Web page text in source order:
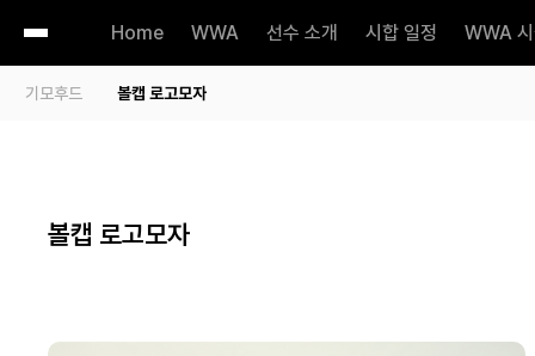
Home WWA 선수 소개 시합 일정 WWA
기모후드 볼캡 로고모자
볼캡 로고모자